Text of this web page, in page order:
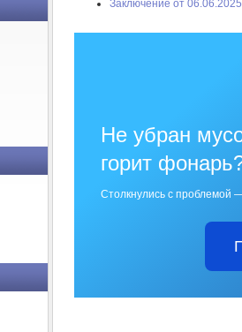
Заключение от 06.06.2025
Не убран
горит
Столкнулись с проблемой